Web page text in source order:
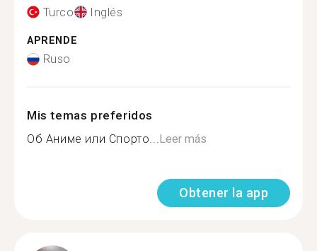
Turco Inglés
APRENDE
Ruso
Mis temas preferidos
Об Аниме или Спорто...Leer más
Obtener la app